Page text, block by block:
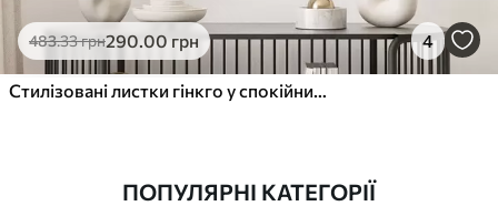
483.33грн290.00 грн 4
Стилізовані листки гінкго у спокійних тонах
ПОПУЛЯРНІ КАТЕГОРІЇ